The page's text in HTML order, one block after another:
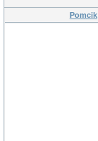
Pomcik